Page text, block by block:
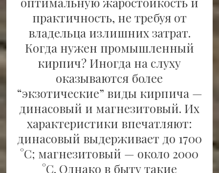
практичность, не требуя от
владельца излишних затрат.
Когда нужен промышленный
кирпич? Иногда на слуху
оказываются более
“экзотические” виды кирпича —
динасовый и магнезитовый. Их
характеристики впечатляют:
динасовый выдерживает до 1700
°C; магнезитовый — около 2000
°C. Однако в быту такие